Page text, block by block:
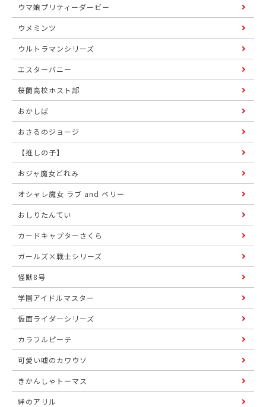
ウマ娘プリティーダービー
ウメミンツ
ウルトラマンシリーズ
エスターバニー
桜蘭高校ホスト部
おかしば
おさるのジョージ
【推しの子】
おジャ魔女どれみ
オシャレ魔女 ラブ and ベリー
おしりたんてい
カードキャプターさくら
ガールズ×戦士シリーズ
怪獣8号
学園アイドルマスター
仮面ライダーシリーズ
カラフルピーチ
可愛い嘘のカワウソ
きかんしゃトーマス
絆のアリル